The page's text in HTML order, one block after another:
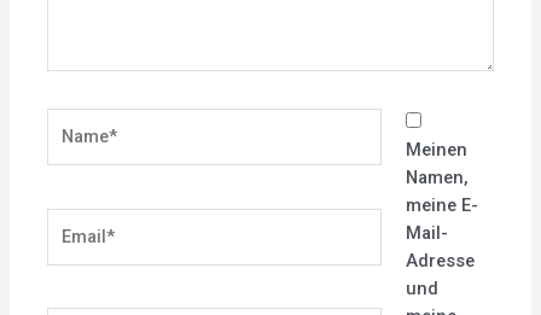
Meinen
Namen,
meine E-
Mail-
Adresse
und